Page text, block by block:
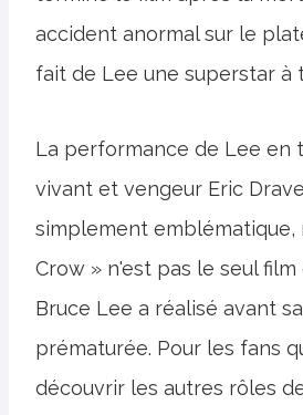
accident anormal sur le
fait de Lee une superstar à
La performance de Lee en
vivant et vengeur Eric
simplement emblématique,
Crow » n'est pas le seul
Bruce Lee a réalisé avant
prématurée. Pour les fans
découvrir les autres rôles